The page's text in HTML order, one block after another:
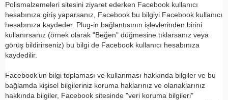
Polismalzemeleri sitesini ziyaret ederken Facebook kullanıcı
hesabınıza giriş yaparsanız, Facebook bu bilgiyi Facebook kullanıcı
hesabınıza kaydeder. Plug-in bağlantısının işlevlerinden birini
kullanırsanız (örnek olarak "Beğen" düğmesine tıklarsanız veya
görüş bildirirseniz) bu bilgi de Facebook kullanıcı hesabınıza
kaydedilir.
Facebook’un bilgi toplaması ve kullanması hakkında bilgiler ve bu
bağlamda kişisel bilgileriniz koruma haklarınız ve olanaklarınız
hakkında bilgiler, Facebook sitesinde "veri koruma bilgileri"